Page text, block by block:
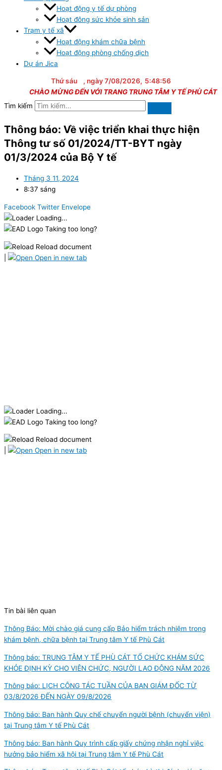
Hoạt động y tế dự phòng
Hoạt đông sức khỏe sinh sản
Trạm y tế xã
Hoạt động khám chữa bệnh
Hoạt động phòng chống dịch
Dự án Jica
Thứ sáu , ngày 7/08/2026, 5:48:56
CHÀO MỪNG ĐẾN VỚI TRANG TRUNG TÂM Y TẾ PHÙ CÁT
Tìm kiếm
Thông báo: Về việc triển khai thực hiện
Thông tư số 01/2024/TT-BYT ngày
01/3/2024 của Bộ Y tế
Tháng 3 11, 2024
8:37 sáng
Facebook Twitter Envelope
Loading...
Taking too long?
Reload document
Open in new tab
Loading...
Taking too long?
Reload document
Open in new tab
Tin bài liên quan
Thông Báo: Mời chào giá cung cấp Bảo hiểm trách nhiệm trong
khám bệnh, chữa bệnh tại Trung tâm Y tế Phù Cát
Thông báo: TRUNG TÂM Y TẾ PHÙ CÁT TỔ CHỨC KHÁM SỨC
KHỎE ĐỊNH KỲ CHO VIÊN CHỨC, NGƯỜI LAO ĐỘNG NĂM 2026
Thông báo: LỊCH CÔNG TÁC TUẦN CỦA BAN GIÁM ĐỐC TỪ
03/8/2026 ĐẾN NGÀY 09/8/2026
Thông báo: Ban hành Quy chế chuyển người bệnh (chuyển viện)
tại Trung tâm Y tế Phù Cát
Thông báo: Ban hành Quy trình cấp giấy chứng nhận nghỉ việc
hưởng bảo hiểm xã hội tại Trung tâm Y tế Phù Cát